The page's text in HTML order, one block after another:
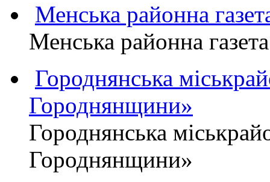
Менська районна
Менська районна
Городнянська
Городнянщини»
Городнянська
Городнянщини»